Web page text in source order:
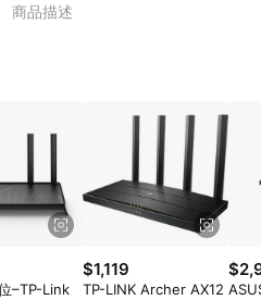
[2024/6/1起適用] -內接硬
- 購物中心商店之商品：商
/超贈點/福利金/紅利折抵/折
批發轉賣不具回饋資格： 如
轉賣而非最終消費使用者，
準
商品描述
–TP-Link
$1,119
TP-LINK Archer AX12